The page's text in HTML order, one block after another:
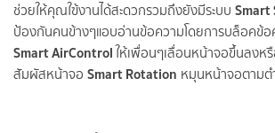
ช่วยให้คุณใฃ้งานได้สะดวกรวมถึงยังมีระบบ
ป้องกันคนข้างๆแอบอ่านข้อความโดยการบล็อคข้อ
Smart AirControlให้เพื่อนๆเลื่อนหน้าจอขึ้นลงห
สัมผัสหน้าจอ Smart Rotation หมุนหน้าจอตามตํ